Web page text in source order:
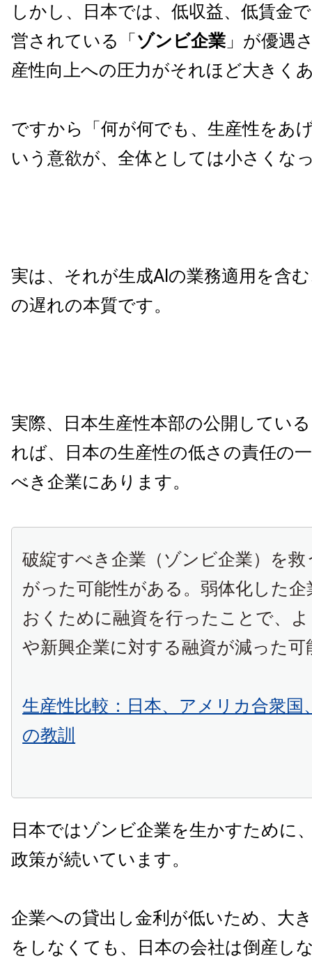
しかし、日本では、低収益、低賃金
営されている「ゾンビ企業 」が優遇
産性向上への圧力がそれほど大きく
ですから「何が何でも、生産性をあ
いう意欲が、全体としては小さくな
実は、それが生成AIの業務適用を含
の遅れの本質です。
実際、日本生産性本部の公開してい
れば、日本の生産性の低さの責任の
べき企業にあります。
破綻すべき企業（ゾンビ企業）を
がった可能性がある。弱体化した
おくために融資を行ったことで、
や新興企業に対する融資が減った
生産性比較：日本、アメリカ合衆国
の教訓
日本ではゾンビ企業を生かすために
政策が続いています。
企業への貸出し金利が低いため、大
をしなくても、日本の会社は倒産し